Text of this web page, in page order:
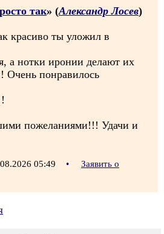
так» (Александр Лосев)
красиво ты уложил в
а нотки иронии делают их
понравилось
пожеланиями!!! Удачи и
05:49 •
Заявить о